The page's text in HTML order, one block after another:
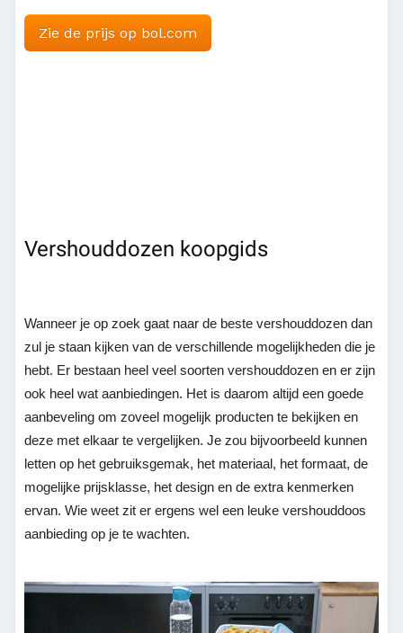
Zie de prijs op bol.com
Vershouddozen koopgids
Wanneer je op zoek gaat naar de beste vershouddozen dan
zul je staan kijken van de verschillende mogelijkheden die je
hebt. Er bestaan heel veel soorten vershouddozen en er zijn
ook heel wat aanbiedingen. Het is daarom altijd een goede
aanbeveling om zoveel mogelijk producten te bekijken en
deze met elkaar te vergelijken. Je zou bijvoorbeeld kunnen
letten op het gebruiksgemak, het materiaal, het formaat, de
mogelijke prijsklasse, het design en de extra kenmerken
ervan. Wie weet zit er ergens wel een leuke vershouddoos
aanbieding op je te wachten.